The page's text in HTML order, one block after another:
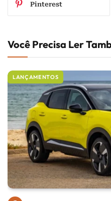
Pinterest
Você Precisa Ler
LANÇAMENTOS